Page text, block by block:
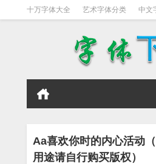
十万字体大全 艺术字体分类 中文
Aa喜欢你时的内心活动
用途请自行购买版权）